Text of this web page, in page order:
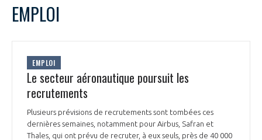
EMPLOI
EMPLOI
Le secteur aéronautique poursuit les
recrutements
Plusieurs prévisions de recrutements sont tombées ces
dernières semaines, notamment pour Airbus, Safran et
Thales, qui ont prévu de recruter, à eux seuls, près de 40 000